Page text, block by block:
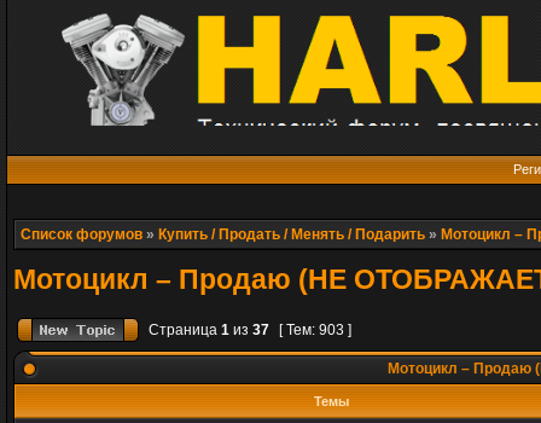
Список форумов » Купить / Продать / Менять / Подарить » Мотоцикл –
Мотоцикл – Продаю (НЕ
Страница 1 из 37 [ Тем: 903 ]
Мотоцикл –
Темы